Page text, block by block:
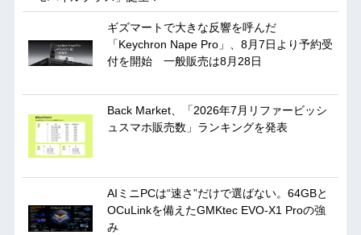
ギズマートで大きな反響を呼んだ
「Keychron Nape Pro」、8月7日より予約受
付を開始 一般販売は8月28日
Back Market、「2026年7月リファービッシ
ュスマホ販売数」ランキングを発表
AIミニPCは“速さ”だけで選ばない。64GBと
OCuLinkを備えたGMKtec EVO-X1 Proの強
み